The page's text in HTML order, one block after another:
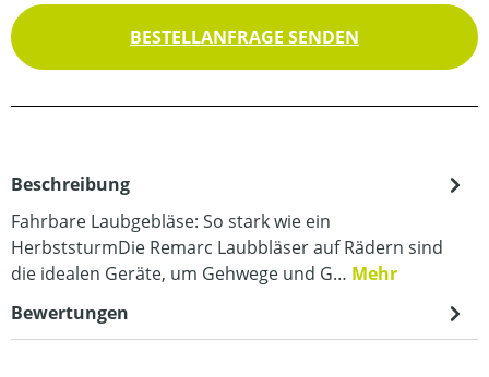
BESTELLANFRAGE SENDEN
Beschreibung
Fahrbare Laubgebläse: So stark wie ein
HerbststurmDie Remarc Laubbläser auf Rädern sind
die idealen Geräte, um Gehwege und G… Mehr
Bewertungen